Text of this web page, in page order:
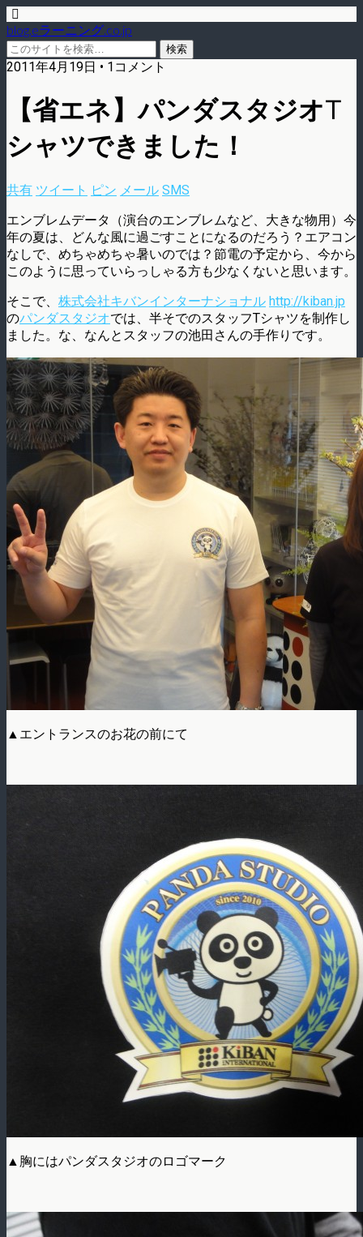
blog.eラーニング.co.jp
2011年4月19日 • 1コメント
【省エネ】パンダスタジオT
シャツできました！
共有 ツイート ピン メール SMS
エンブレムデータ（演台のエンブレムなど、大きな物用）今
年の夏は、どんな風に過ごすことになるのだろう？エアコン
なしで、めちゃめちゃ暑いのでは？節電の予定から、今から
このように思っていらっしゃる方も少なくないと思います。
そこで、 株式会社キバンインターナショナル http://kiban.jp
のパンダスタジオでは、半そでのスタッフTシャツを制作し
ました。な、なんとスタッフの池田さんの手作りです。
▲エントランスのお花の前にて
▲胸にはパンダスタジオのロゴマーク